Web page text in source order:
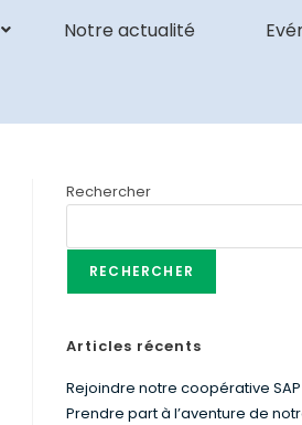
Notre actualité
Rechercher
RECHERCHER
Articles récents
Rejoindre notre coopérative
Prendre part à l’aventure de